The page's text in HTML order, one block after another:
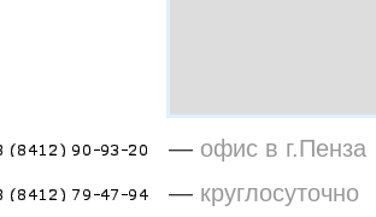
— офис в г.Пенза
— круглосуточно